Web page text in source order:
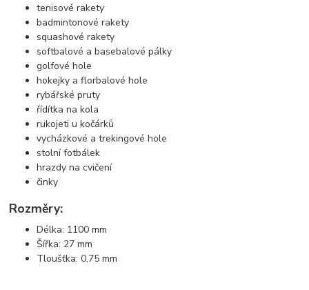
tenisové rakety
badmintonové rakety
squashové rakety
softbalové a basebalové pálky
golfové hole
hokejky a florbalové hole
rybářské pruty
řídítka na kola
rukojeti u kočárků
vycházkové a trekingové hole
stolní fotbálek
hrazdy na cvičení
činky
Rozměry:
Délka: 1100 mm
Šířka: 27 mm
Tloušťka: 0,75 mm